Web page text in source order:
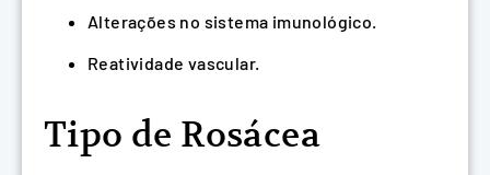
Alterações no sistema imunológico.
Reatividade vascular.
Tipo de Rosácea